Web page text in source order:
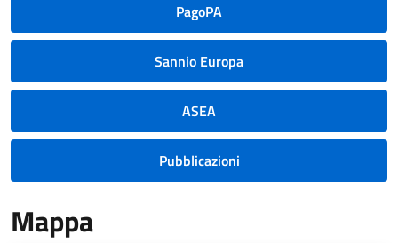
PagoPA
Sannio Europa
ASEA
Pubblicazioni
Mappa